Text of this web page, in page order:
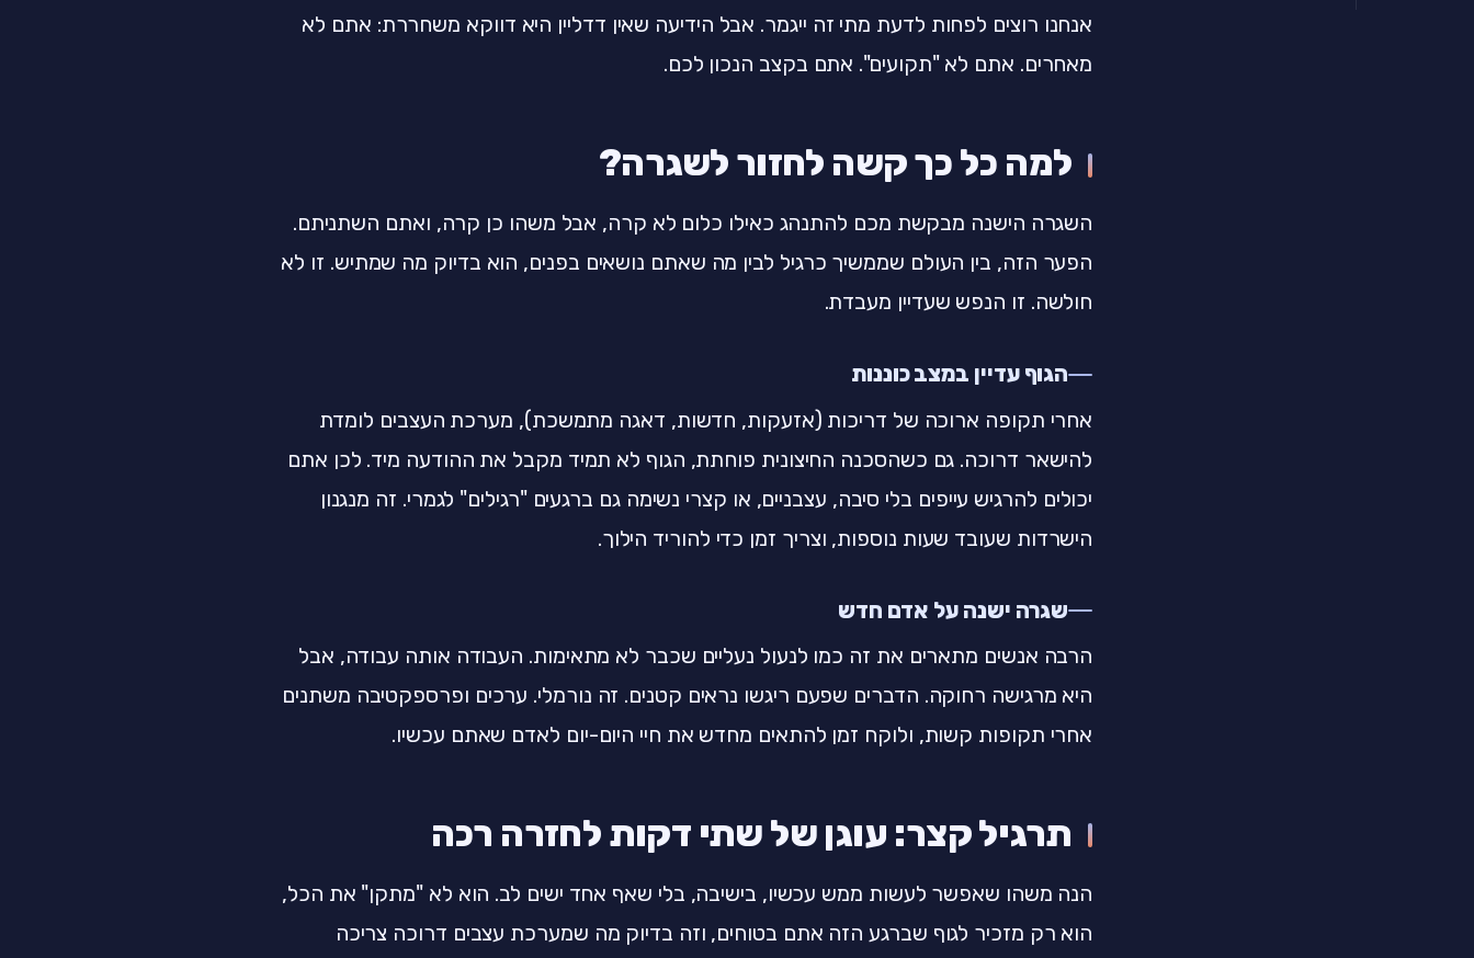
אנחנו רוצים לפחות לדעת מתי זה ייגמר. אבל הידיעה שאין דדליין היא דווקא משחררת: אתם לא
מאחרים. אתם לא "תקועים". אתם בקצב הנכון לכם.
למה כל כך קשה לחזור לשגרה?
השגרה הישנה מבקשת מכם להתנהג כאילו כלום לא קרה, אבל משהו כן קרה, ואתם השתניתם.
הפער הזה, בין העולם שממשיך כרגיל לבין מה שאתם נושאים בפנים, הוא בדיוק מה שמתיש. זו לא
חולשה. זו הנפש שעדיין מעבדת.
הגוף עדיין במצב כוננות
אחרי תקופה ארוכה של דריכות (אזעקות, חדשות, דאגה מתמשכת), מערכת העצבים לומדת
להישאר דרוכה. גם כשהסכנה החיצונית פוחתת, הגוף לא תמיד מקבל את ההודעה מיד. לכן אתם
יכולים להרגיש עייפים בלי סיבה, עצבניים, או קצרי נשימה גם ברגעים "רגילים" לגמרי. זה מנגנון
הישרדות שעובד שעות נוספות, וצריך זמן כדי להוריד הילוך.
שגרה ישנה על אדם חדש
הרבה אנשים מתארים את זה כמו לנעול נעליים שכבר לא מתאימות. העבודה אותה עבודה, אבל
היא מרגישה רחוקה. הדברים שפעם ריגשו נראים קטנים. זה נורמלי. ערכים ופרספקטיבה משתנים
אחרי תקופות קשות, ולוקח זמן להתאים מחדש את חיי היום-יום לאדם שאתם עכשיו.
תרגיל קצר: עוגן של שתי דקות לחזרה רכה
הנה משהו שאפשר לעשות ממש עכשיו, בישיבה, בלי שאף אחד ישים לב. הוא לא "מתקן" את הכל,
הוא רק מזכיר לגוף שברגע הזה אתם בטוחים, וזה בדיוק מה שמערכת עצבים דרוכה צריכה